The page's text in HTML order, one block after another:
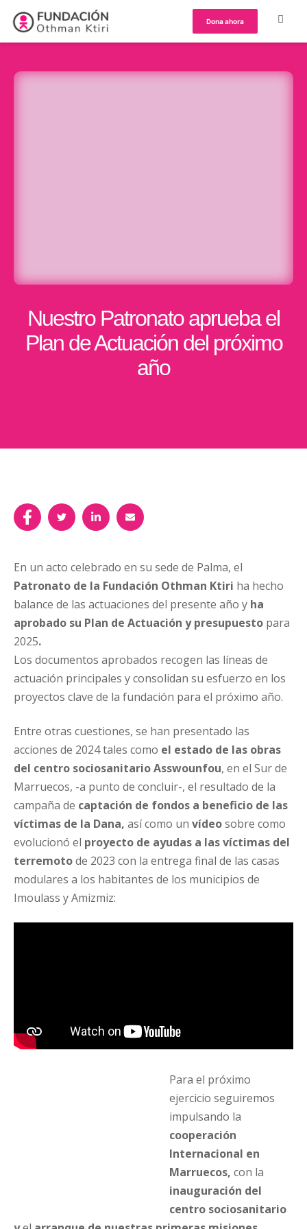
Dona ahora
Nuestro Patronato aprueba el
Plan de Actuación del próximo
año
En un acto celebrado en su sede de Palma, el
Patronato de la Fundación Othman Ktiri ha hecho
balance de las actuaciones del presente año y ha
aprobado su Plan de Actuación y presupuesto para
2025.
Los documentos aprobados recogen las líneas de
actuación principales y consolidan su esfuerzo en los
proyectos clave de la fundación para el próximo año.
Entre otras cuestiones, se han presentado las
acciones de 2024 tales como el estado de las obras
del centro sociosanitario Asswounfou, en el Sur de
Marruecos, -a punto de concluir-, el resultado de la
campaña de captación de fondos a beneficio de las
víctimas de la Dana, así como un vídeosobre como
evolucionó el proyecto de ayudas a las víctimas del
terremotode 2023 con la entrega final de las casas
modulares a los habitantes de los municipios de
Imoulass y Amizmiz:
Para el próximo
ejercicio seguiremos
impulsando la
cooperación
Internacional en
Marruecos, con la
inauguración del
centro sociosanitario